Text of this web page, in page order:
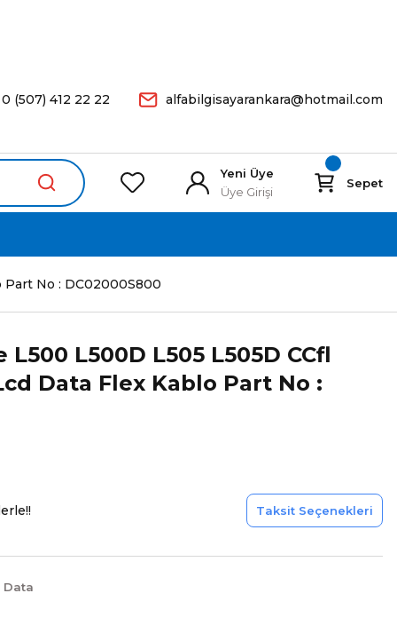
0 (507) 412 22 22 alfabilgisayarankara@hotmail.com
Yeni Üye
Üye Girişi
Sepet
Part No : DC02000S800
L500D L505 L505D CCfl
Data Flex Kablo Part No :
Taksit Seçenekleri
Data